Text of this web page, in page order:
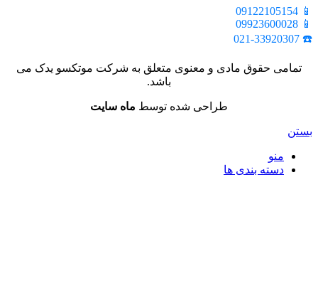
📱 09122105154
📱 09923600028
☎️ 021-33920307
تمامی حقوق مادی و معنوی متعلق به شرکت موتکسو یدک می
باشد.
طراحی شده توسط ماه سایت
بستن
منو
دسته بندی ها